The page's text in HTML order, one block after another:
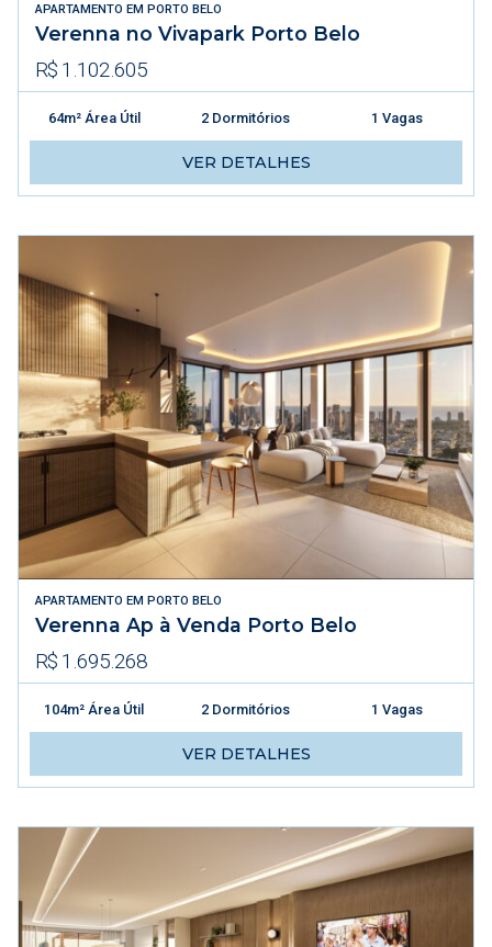
APARTAMENTO EM PORTO BELO
Verenna no Vivapark Porto Belo
R$ 1.102.605
64m² Área Útil 2 Dormitórios 1 Vagas
VER DETALHES
APARTAMENTO EM PORTO BELO
Verenna Ap à Venda Porto Belo
R$ 1.695.268
104m² Área Útil 2 Dormitórios 1 Vagas
VER DETALHES